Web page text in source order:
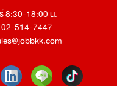
8:30-18:00 น.
514-7447